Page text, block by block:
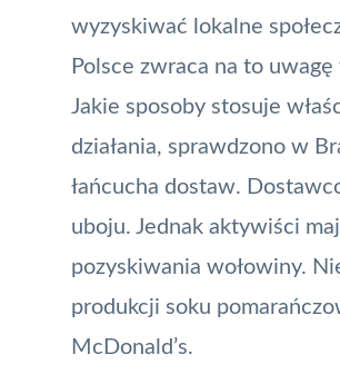
wyzyskiwać lokalne
Polsce zwraca na to
Jakie sposoby stosuje
działania, sprawdzono w
łańcucha dostaw.
uboju. Jednak aktywiści
pozyskiwania wołowiny.
produkcji soku
McDonald’s.